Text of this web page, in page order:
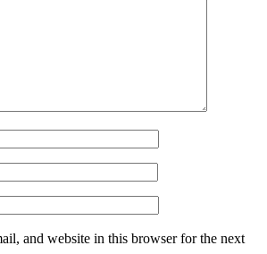
and website in this browser for the next